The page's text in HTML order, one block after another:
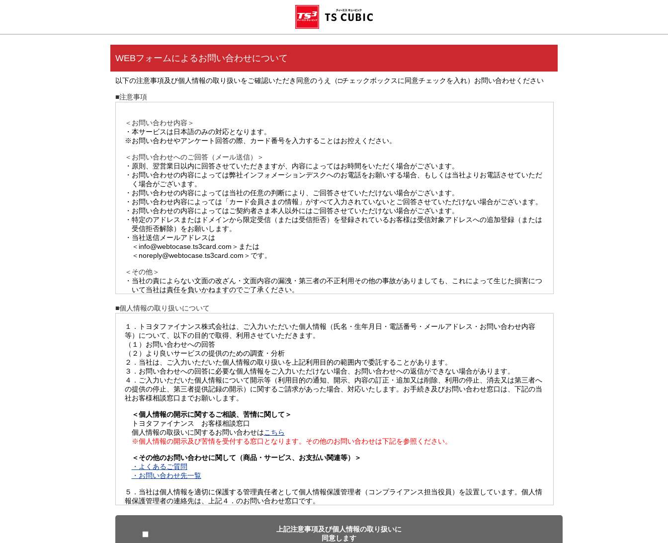
WEBフォームによるお問い合わせについて
以下の注意事項及び個人情報の取り扱いをご確認いただき同意のうえ（□チェックボックスに同意チェックを入れ）お問い合わせください
■注意事項
＜お問い合わせ内容＞
・本サービスは日本語のみの対応となります。
※お問い合わせやアンケート回答の際、カード番号を入力することはお控えください。
＜お問い合わせへのご回答（メール送信）＞
・原則、翌営業日以内に回答させていただきますが、内容によってはお時間をいただく場合がございます。
・お問い合わせの内容によっては弊社インフォメーションデスクへのお電話をお願いする場合、もしくは当社よりお電話させていただ
く場合がございます。
・お問い合わせの内容によっては当社の任意の判断により、ご回答させていただけない場合がございます。
・お問い合わせ内容によっては「カード会員さまの情報」がすべて入力されていないとご回答させていただけない場合がございます。
・お問い合わせの内容によってはご契約者さま本人以外にはご回答させていただけない場合がございます。
・特定のアドレスまたはドメインから限定受信（または受信拒否）を登録されているお客様は受信対象アドレスへの追加登録（または
受信拒否解除）をお願いします。
・当社送信メールアドレスは
＜info@webtocase.ts3card.com＞または
＜noreply@webtocase.ts3card.com＞です。
＜その他＞
・当社の責によらない文面の改ざん・文面内容の漏洩・第三者の不正利用その他の事故がありましても、これによって生じた損害につ
いて当社は責任を負いかねますのでご了承ください。
・当サービスによる通信内容は、第三者に開示することを禁止させていただきます。
■個人情報の取り扱いについて
１．トヨタファイナンス株式会社は、ご入力いただいた個人情報（氏名・生年月日・電話番号・メールアドレス・お問い合わせ内容
等）について、以下の目的で取得、利用させていただきます。
（１）お問い合わせへの回答
（２）より良いサービスの提供のための調査・分析
２．当社は、ご入力いただいた個人情報の取り扱いを上記利用目的の範囲内で委託することがあります。
３．お問い合わせへの回答に必要な個人情報をご入力いただけない場合、お問い合わせへの返信ができない場合があります。
４．ご入力いただいた個人情報について開示等（利用目的の通知、開示、内容の訂正・追加又は削除、利用の停止、消去又は第三者へ
の提供の停止、第三者提供記録の開示）に関するご請求があった場合、対応いたします。お手続き及びお問い合わせ窓口は、下記の当
社お客様相談窓口までお願いします。
＜個人情報の開示に関するご相談、苦情に関して＞
トヨタファイナンス お客様相談窓口
個人情報の取扱いに関するお問い合わせはこちら
※個人情報の開示及び苦情を受付する窓口となります。その他のお問い合わせは下記を参照ください。
＜その他のお問い合わせに関して（商品・サービス、お支払い関連等）＞
・よくあるご質問
・お問い合わせ先一覧
５．当社は個人情報を適切に保護する管理責任者として個人情報保護管理者（コンプライアンス担当役員）を設置しています。個人情
報保護管理者の連絡先は、上記４．のお問い合わせ窓口です。
上記注意事項及び個人情報の取り扱いに
同意します